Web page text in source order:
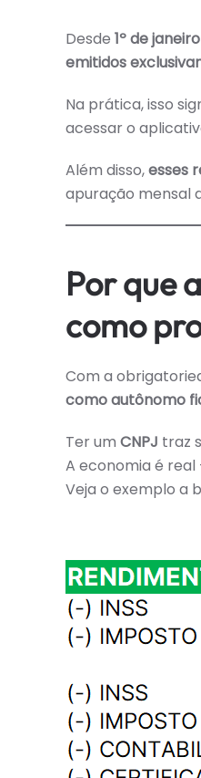
Desde 1º de
emitidos
Na prática, isso
acessar o
Além disso,esses
apuração mensal
Por que
como
Com a
como autônomo
Ter um CNPJ traz
A economia é real
Veja o exemplo a